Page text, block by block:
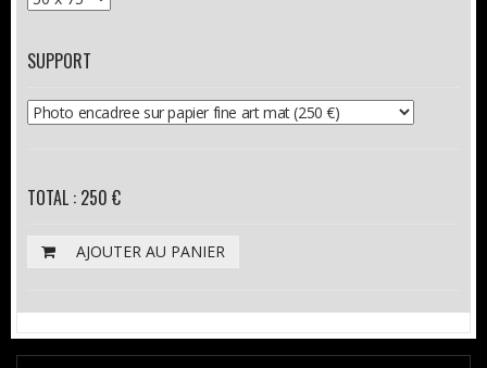
SUPPORT
TOTAL : 250 €
AJOUTER AU PANIER